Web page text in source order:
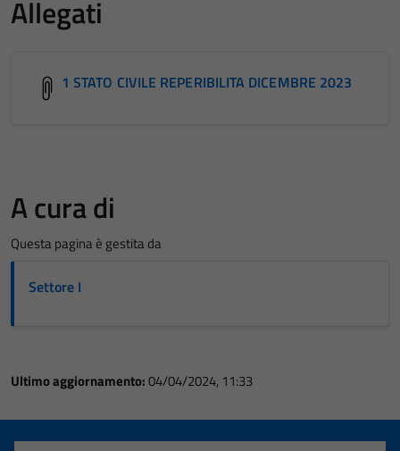
Allegati
1 STATO CIVILE REPERIBILITA DICEMBRE 2023
A cura di
Questa pagina è gestita da
Settore I
Ultimo aggiornamento:04/04/2024, 11:33